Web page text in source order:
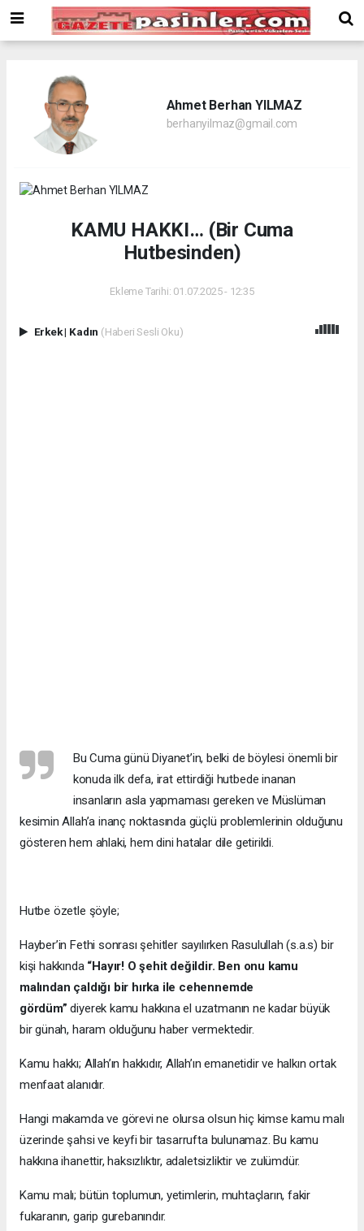
Bonusu
Veren
siteler
Ahmet Berhan YILMAZ
berhanyilmaz@gmail.com
KAMU HAKKI… (Bir Cuma
Hutbesinden)
Ekleme Tarihi: 01.07.2025 - 12:35
Erkek| Kadın (Haberi Sesli Oku)
Bu Cuma günü Diyanet’in, belki de böylesi önemli bir
konuda ilk defa, irat ettirdiği hutbede inanan
insanların asla yapmaması gereken ve Müslüman
kesimin Allah’a inanç noktasında güçlü problemlerinin olduğunu
gösteren hem ahlaki, hem dini hatalar dile getirildi.
Hutbe özetle şöyle;
Hayber’in Fethi sonrası şehitler sayılırken Rasulullah (s.a.s) bir
kişi hakkında “Hayır! O şehit değildir. Ben onu kamu
malından çaldığı bir hırka ile cehennemde
gördüm”diyerek kamu hakkına el uzatmanın ne kadar büyük
bir günah, haram olduğunu haber vermektedir.
Kamu hakkı; Allah’ın hakkıdır, Allah’ın emanetidir ve halkın ortak
menfaat alanıdır.
Hangi makamda ve görevi ne olursa olsun hiç kimse kamu malı
üzerinde şahsi ve keyfi bir tasarrufta bulunamaz. Bu kamu
hakkına ihanettir, haksızlıktır, adaletsizliktir ve zulümdür.
Kamu malı; bütün toplumun, yetimlerin, muhtaçların, fakir
fukaranın, garip gurebanındır.